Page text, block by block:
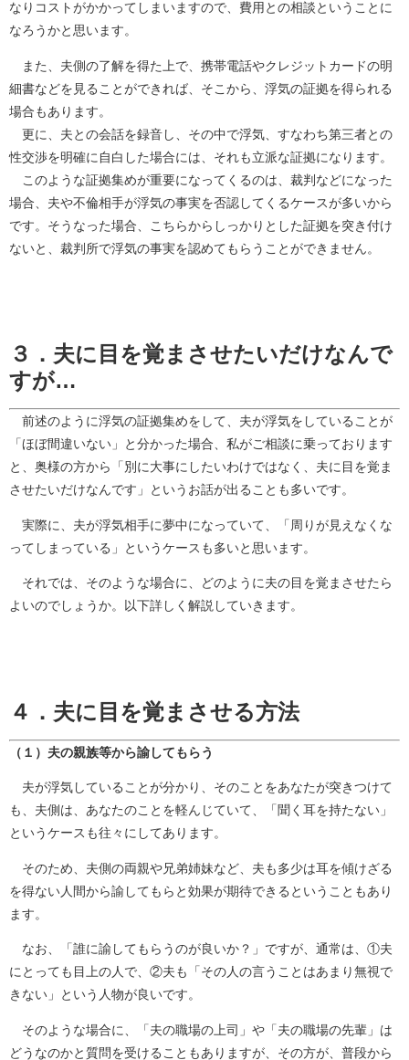
なりコストがかかってしまいますので、費用との相談ということに
なろうかと思います。
また、夫側の了解を得た上で、携帯電話やクレジットカードの明
細書などを見ることができれば、そこから、浮気の証拠を得られる
場合もあります。
更に、夫との会話を録音し、その中で浮気、すなわち第三者との
性交渉を明確に自白した場合には、それも立派な証拠になります。
このような証拠集めが重要になってくるのは、裁判などになった
場合、夫や不倫相手が浮気の事実を否認してくるケースが多いから
です。そうなった場合、こちらからしっかりとした証拠を突き付け
ないと、裁判所で浮気の事実を認めてもらうことができません。
３．夫に目を覚まさせたいだけなんで
すが…
前述のように浮気の証拠集めをして、夫が浮気をしていることが
「ほぼ間違いない」と分かった場合、私がご相談に乗っております
と、奥様の方から「別に大事にしたいわけではなく、夫に目を覚ま
させたいだけなんです」というお話が出ることも多いです。
実際に、夫が浮気相手に夢中になっていて、「周りが見えなくな
ってしまっている」というケースも多いと思います。
それでは、そのような場合に、どのように夫の目を覚まさせたら
よいのでしょうか。以下詳しく解説していきます。
４．夫に目を覚まさせる方法
（１）夫の親族等から諭してもらう
夫が浮気していることが分かり、そのことをあなたが突きつけて
も、夫側は、あなたのことを軽んじていて、「聞く耳を持たない」
というケースも往々にしてあります。
そのため、夫側の両親や兄弟姉妹など、夫も多少は耳を傾けざる
を得ない人間から諭してもらと効果が期待できるということもあり
ます。
なお、「誰に諭してもらうのが良いか？」ですが、通常は、①夫
にとっても目上の人で、②夫も「その人の言うことはあまり無視で
きない」という人物が良いです。
そのような場合に、「夫の職場の上司」や「夫の職場の先輩」は
どうなのかと質問を受けることもありますが、その方が、普段から